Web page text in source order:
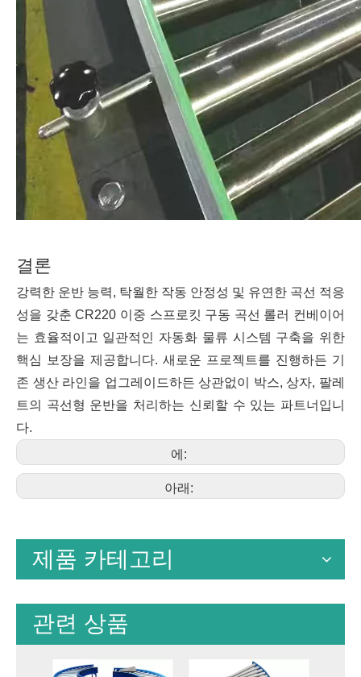
결론
강력한 운반 능력, 탁월한 작동 안정성 및 유연한 곡선 적응
성을 갖춘 CR220 이중 스프로킷 구동 곡선 롤러 컨베이어
는 효율적이고 일관적인 자동화 물류 시스템 구축을 위한
핵심 보장을 제공합니다. 새로운 프로젝트를 진행하든 기
존 생산 라인을 업그레이드하든 상관없이 박스, 상자, 팔레
트의 곡선형 운반을 처리하는 신뢰할 수 있는 파트너입니
다.
에:
아래:
제품 카테고리
관련 상품